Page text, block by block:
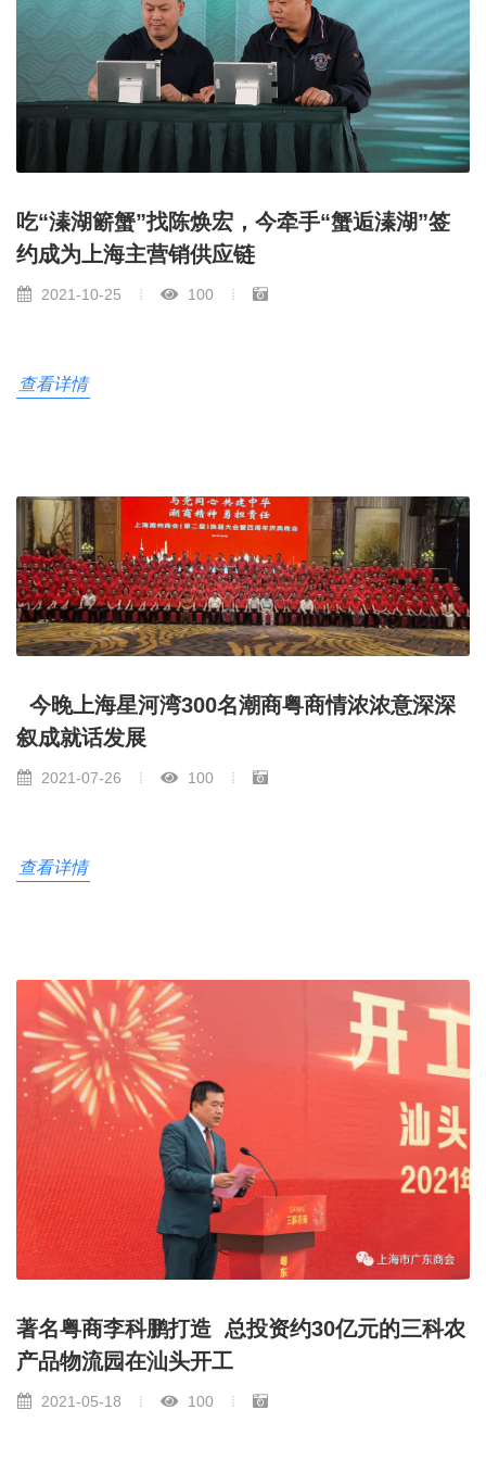
吃“溱湖簖蟹”找陈焕宏，今牵手“蟹逅溱湖”签
约成为上海主营销供应链
2021-10-25 100
查看详情
今晚上海星河湾300名潮商粤商情浓浓意深深
叙成就话发展
2021-07-26 100
查看详情
著名粤商李科鹏打造 总投资约30亿元的三科农
产品物流园在汕头开工
2021-05-18 100